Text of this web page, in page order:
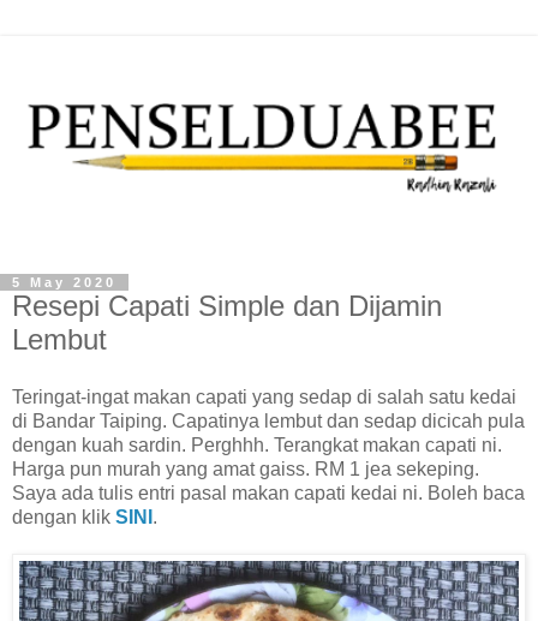
5 May 2020
Resepi Capati Simple dan Dijamin
Lembut
Teringat-ingat makan capati yang sedap di salah satu kedai
di Bandar Taiping. Capatinya lembut dan sedap dicicah pula
dengan kuah sardin. Perghhh. Terangkat makan capati ni.
Harga pun murah yang amat gaiss. RM 1 jea sekeping.
Saya ada tulis entri pasal makan capati kedai ni. Boleh baca
dengan klik SINI .